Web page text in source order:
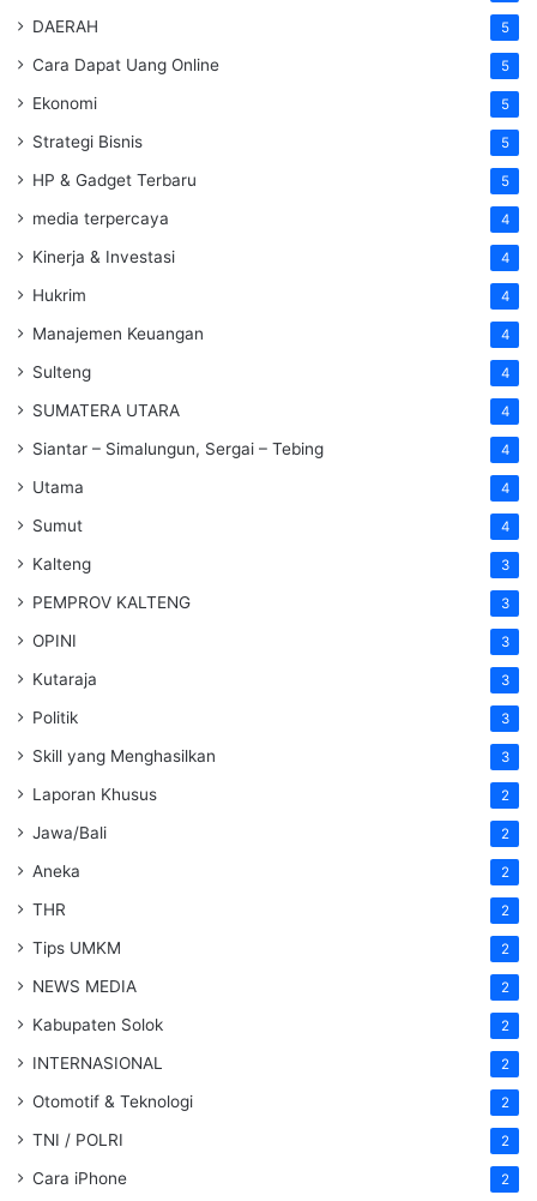
DAERAH 5
Cara Dapat Uang Online 5
Ekonomi 5
Strategi Bisnis 5
HP & Gadget Terbaru 5
media terpercaya 4
Kinerja & Investasi 4
Hukrim 4
Manajemen Keuangan 4
Sulteng 4
SUMATERA UTARA 4
Siantar – Simalungun, Sergai – Tebing 4
Utama 4
Sumut 4
Kalteng 3
PEMPROV KALTENG 3
OPINI 3
Kutaraja 3
Politik 3
Skill yang Menghasilkan 3
Laporan Khusus 2
Jawa/Bali 2
Aneka 2
THR 2
Tips UMKM 2
NEWS MEDIA 2
Kabupaten Solok 2
INTERNASIONAL 2
Otomotif & Teknologi 2
TNI / POLRI 2
Cara iPhone 2